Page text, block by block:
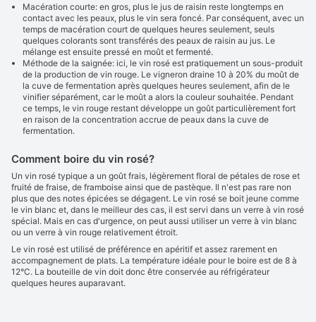
Macération courte: en gros, plus le jus de raisin reste longtemps en
contact avec les peaux, plus le vin sera foncé. Par conséquent, avec un
temps de macération court de quelques heures seulement, seuls
quelques colorants sont transférés des peaux de raisin au jus. Le
mélange est ensuite pressé en moût et fermenté.
Méthode de la saignée: ici, le vin rosé est pratiquement un sous-produit
de la production de vin rouge. Le vigneron draine 10 à 20% du moût de
la cuve de fermentation après quelques heures seulement, afin de le
vinifier séparément, car le moût a alors la couleur souhaitée. Pendant
ce temps, le vin rouge restant développe un goût particulièrement fort
en raison de la concentration accrue de peaux dans la cuve de
fermentation.
Comment boire du vin rosé?
Un vin rosé typique a un goût frais, légèrement floral de pétales de rose et
fruité de fraise, de framboise ainsi que de pastèque. Il n'est pas rare non
plus que des notes épicées se dégagent. Le vin rosé se boit jeune comme
le vin blanc et, dans le meilleur des cas, il est servi dans un verre à vin rosé
spécial. Mais en cas d'urgence, on peut aussi utiliser un verre à vin blanc
ou un verre à vin rouge relativement étroit.
Le vin rosé est utilisé de préférence en apéritif et assez rarement en
accompagnement de plats. La température idéale pour le boire est de 8 à
12°C. La bouteille de vin doit donc être conservée au réfrigérateur
quelques heures auparavant.